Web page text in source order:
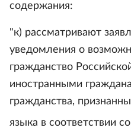
содержания:
"к) рассматривают
уведомления о
гражданство
иностранными
гражданства,
языка в соответствии